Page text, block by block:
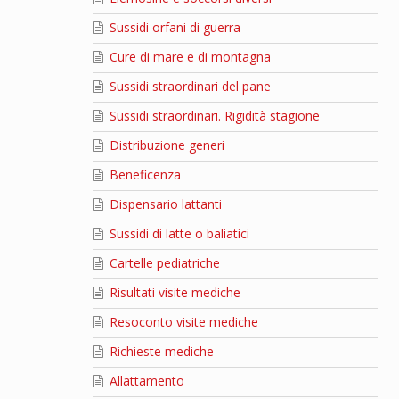
Sussidi orfani di guerra
Cure di mare e di montagna
Sussidi straordinari del pane
Sussidi straordinari. Rigidità stagione
Distribuzione generi
Beneficenza
Dispensario lattanti
Sussidi di latte o baliatici
Cartelle pediatriche
Risultati visite mediche
Resoconto visite mediche
Richieste mediche
Allattamento